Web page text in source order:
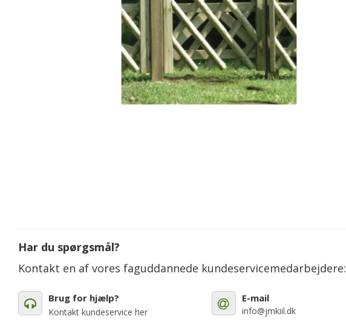
Har du spørgsmål?
Kontakt en af vores faguddannede kundeservicemedarbejdere:
Brug for hjælp?
Kontakt kundeservice her
E-mail
info@jmkiil.dk